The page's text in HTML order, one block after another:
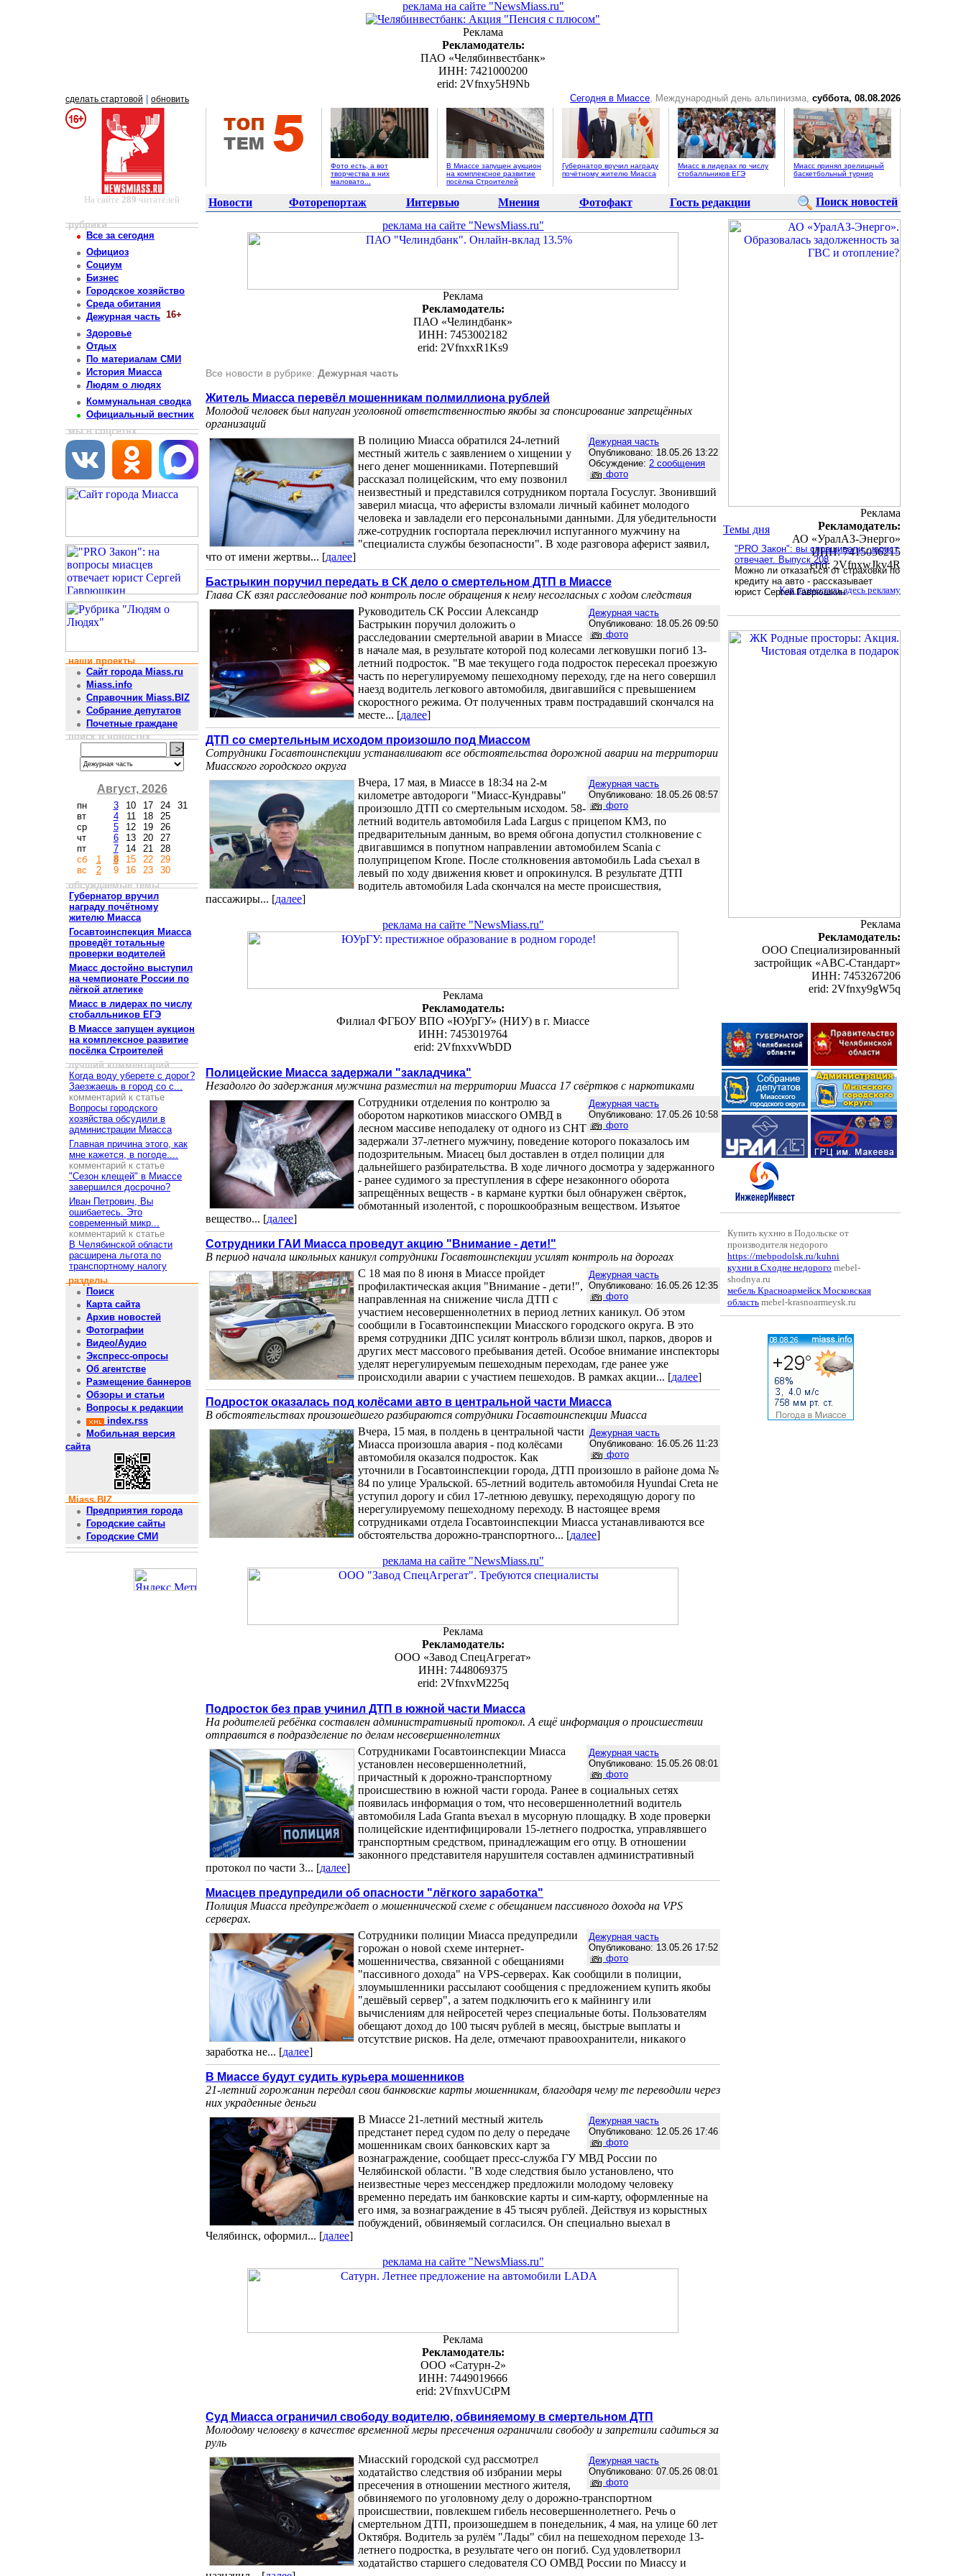
реклама на сайте "NewsMiass.ru"
Реклама
Рекламодатель:
ПАО «Челябинвестбанк»
ИНН: 7421000200
erid: 2Vfnxy5H9Nb
сделать стартовой обновить Сегодня в Миассе, Международный день альпинизма, суббота, 08.08.2026
Фото есть, а вот
творчества в них
маловато...
В Миассе запущен аукцион
на комплексное развитие
посёлка Строителей
Губернатор вручил награду
почётному жителю Миасса
Миасс в лидерах по числу
стобалльников ЕГЭ
Миасс принял зрелищный
баскетбольный турнир
На сайте 289 читателей Новости Фоторепортаж Интервью Мнения Фотофакт Гость редакции Поиск новостей
рубрики
Все за сегодня
Официоз
Социум
Бизнес
Городское хозяйство
Среда обитания
Дежурная часть 16+
Здоровье
Отдых
По материалам СМИ
История Миасса
Людям о людях
Коммунальная сводка
Официальный вестник
мы в соцсетях
наши проекты
Сайт города Miass.ru
Miass.info
Справочник Miass.BIZ
Собрание депутатов
Почетные граждане
поиск в новостях
Август, 2026
пн
вт
ср
чт
пт
сб
вс
1
2
3
4
5
6
7
8
9
10
11
12
13
14
15
16
17
18
19
20
21
22
23
24
25
26
27
28
29
30
31
обсуждаемые темы
Губернатор вручил
награду почётному
жителю Миасса
Госавтоинспекция Миасса
проведёт тотальные
проверки водителей
Миасс достойно выступил
на чемпионате России по
лёгкой атлетике
Миасс в лидерах по числу
стобалльников ЕГЭ
В Миассе запущен аукцион
на комплексное развитие
посёлка Строителей
лучший комментарий
Когда воду уберете с дорог?
Заезжаешь в город со с...
комментарий к статье
Вопросы городского
хозяйства обсудили в
администрации Миасса
Главная причина этого, как
мне кажется, в погоде....
комментарий к статье
"Сезон клещей" в Миассе
завершился досрочно?
Иван Петрович, Вы
ошибаетесь. Это
современный микр...
комментарий к статье
В Челябинской области
расширена льгота по
транспортному налогу
разделы
Поиск
Карта сайта
Архив новостей
Фотографии
Видео/Аудио
Экспресс-опросы
Об агентстве
Размещение баннеров
Обзоры и статьи
Вопросы к редакции
index.rss
Мобильная версия
сайта
Miass.BIZ
Предприятия города
Городские сайты
Городские СМИ
реклама на сайте "NewsMiass.ru"
Реклама
Рекламодатель:
ПАО «Челиндбанк»
ИНН: 7453002182
erid: 2VfnxxR1Ks9
Все новости в рубрике: Дежурная часть
Житель Миасса перевёл мошенникам полмиллиона рублей
Молодой человек был напуган уголовной ответственностью якобы за спонсирование запрещённых
организаций
Дежурная часть
Опубликовано: 18.05.26 13:22
Обсуждение: 2 сообщения
фото
В полицию Миасса обратился 24-летний
местный житель с заявлением о хищении у
него денег мошенниками. Потерпевший
рассказал полицейским, что ему позвонил
неизвестный и представился сотрудником портала Госуслуг. Звонивший
заверил миасца, что аферисты взломали личный кабинет молодого
человека и завладели его персональными данными. Для убедительности
лже-сотрудник госпортала переключил испуганного мужчину на
"специалиста службы безопасности". В ходе разговора аферист заявил,
что от имени жертвы... [далее]
Бастрыкин поручил передать в СК дело о смертельном ДТП в Миассе
Глава СК взял расследование под контроль после обращения к нему несогласных с ходом следствия
Дежурная часть
Опубликовано: 18.05.26 09:50
фото
Руководитель СК России Александр
Бастрыкин поручил доложить о
расследовании смертельной аварии в Миассе
в начале мая, в результате которой под колесами легковушки погиб 13-
летний подросток. "В мае текущего года подросток пересекал проезжую
часть по нерегулируемому пешеходному переходу, где на него совершил
наезд водитель легкового автомобиля, двигавшийся с превышением
скоростного режима. От полученных травм пострадавший скончался на
месте... [далее]
ДТП со смертельным исходом произошло под Миассом
Сотрудники Госавтоинспекции устанавливают все обстоятельства дорожной аварии на территории
Миасского городского округа
Дежурная часть
Опубликовано: 18.05.26 08:57
фото
Вчера, 17 мая, в Миассе в 18:34 на 2-м
километре автодороги "Миасс-Кундравы"
произошло ДТП со смертельным исходом. 58-
летний водитель автомобиля Lada Largus с прицепом КМЗ, по
предварительным данным, во время обгона допустил столкновение с
двигавшимся в попутном направлении автомобилем Scania с
полуприцепом Krone. После столкновения автомобиль Lada съехал в
левый по ходу движения кювет и опрокинулся. В результате ДТП
водитель автомобиля Lada скончался на месте происшествия,
пассажиры... [далее]
реклама на сайте "NewsMiass.ru"
Реклама
Рекламодатель:
Филиал ФГБОУ ВПО «ЮУрГУ» (НИУ) в г. Миассе
ИНН: 7453019764
erid: 2VfnxxvWbDD
Полицейские Миасса задержали "закладчика"
Незадолго до задержания мужчина разместил на территории Миасса 17 свёртков с наркотиками
Дежурная часть
Опубликовано: 17.05.26 10:58
фото
Сотрудники отделения по контролю за
оборотом наркотиков миасского ОМВД в
лесном массиве неподалеку от одного из СНТ
задержали 37-летнего мужчину, поведение которого показалось им
подозрительным. Миасец был доставлен в отдел полиции для
дальнейшего разбирательства. В ходе личного досмотра у задержанного
- ранее судимого за преступления в сфере незаконного оборота
запрещённых веществ - в кармане куртки был обнаружен свёрток,
обмотанный изолентой, с порошкообразным веществом. Изъятое
вещество... [далее]
Сотрудники ГАИ Миасса проведут акцию "Внимание - дети!"
В период начала школьных каникул сотрудники Госавтоинспекции усилят контроль на дорогах
Дежурная часть
Опубликовано: 16.05.26 12:35
фото
С 18 мая по 8 июня в Миассе пройдет
профилактическая акция "Внимание - дети!",
направленная на снижение числа ДТП с
участием несовершеннолетних в период летних каникул. Об этом
сообщили в Госавтоинспекции Миасского городского округа. В это
время сотрудники ДПС усилят контроль вблизи школ, парков, дворов и
других мест массового пребывания детей. Особое внимание инспекторы
уделят нерегулируемым пешеходным переходам, где ранее уже
происходили аварии с участием пешеходов. В рамках акции... [далее]
Подросток оказалась под колёсами авто в центральной части Миасса
В обстоятельствах произошедшего разбираются сотрудники Госавтоинспекции Миасса
Дежурная часть
Опубликовано: 16.05.26 11:23
фото
Вчера, 15 мая, в полдень в центральной части
Миасса произошла авария - под колёсами
автомобиля оказался подросток. Как
уточнили в Госавтоинспекции города, ДТП произошло в районе дома №
84 по улице Уральской. 65-летний водитель автомобиля Hyundai Creta не
уступил дорогу и сбил 17-летнюю девушку, переходящую дорогу по
нерегулируемому пешеходному переходу. В настоящее время
сотрудниками отдела Госавтоинспекции Миасса устанавливаются все
обстоятельства дорожно-транспортного... [далее]
реклама на сайте "NewsMiass.ru"
Реклама
Рекламодатель:
ООО «Завод СпецАгрегат»
ИНН: 7448069375
erid: 2VfnxvM225q
Подросток без прав учинил ДТП в южной части Миасса
На родителей ребёнка составлен административный протокол. А ещё информация о происшествии
отправится в подразделение по делам несовершеннолетних
Дежурная часть
Опубликовано: 15.05.26 08:01
фото
Сотрудниками Госавтоинспекции Миасса
установлен несовершеннолетний,
причастный к дорожно-транспортному
происшествию в южной части города. Ранее в социальных сетях
появилась информация о том, что несовершеннолетний водитель
автомобиля Lada Granta въехал в мусорную площадку. В ходе проверки
полицейские идентифицировали 15-летнего подростка, управлявшего
транспортным средством, принадлежащим его отцу. В отношении
законного представителя нарушителя составлен административный
протокол по части 3... [далее]
Миасцев предупредили об опасности "лёгкого заработка"
Полиция Миасса предупреждает о мошеннической схеме с обещанием пассивного дохода на VPS
серверах.
Дежурная часть
Опубликовано: 13.05.26 17:52
фото
Сотрудники полиции Миасса предупредили
горожан о новой схеме интернет-
мошенничества, связанной с обещаниями
"пассивного дохода" на VPS-серверах. Как сообщили в полиции,
злоумышленники рассылают сообщения с предложением купить якобы
"дешёвый сервер", а затем подключить его к майнингу или
вычислениям для нейросетей через специальные боты. Пользователям
обещают доход до 100 тысяч рублей в месяц, быстрые выплаты и
отсутствие рисков. На деле, отмечают правоохранители, никакого
заработка не... [далее]
В Миассе будут судить курьера мошенников
21-летний горожанин передал свои банковские карты мошенникам, благодаря чему те переводили через
них украденные деньги
Дежурная часть
Опубликовано: 12.05.26 17:46
фото
В Миассе 21-летний местный житель
предстанет перед судом по делу о передаче
мошенникам своих банковских карт за
вознаграждение, сообщает пресс-служба ГУ МВД России по
Челябинской области. "В ходе следствия было установлено, что
неизвестные через мессенджер предложили молодому человеку
временно передать им банковские карты и сим-карту, оформленные на
его имя, за вознаграждение в 45 тысяч рублей. Действуя из корыстных
побуждений, обвиняемый согласился. Он специально выехал в
Челябинск, оформил... [далее]
реклама на сайте "NewsMiass.ru"
Реклама
Рекламодатель:
ООО «Сатурн-2»
ИНН: 7449019666
erid: 2VfnxvUCtPM
Суд Миасса ограничил свободу водителю, обвиняемому в смертельном ДТП
Молодому человеку в качестве временной меры пресечения ограничили свободу и запретили садиться за
руль
Дежурная часть
Опубликовано: 07.05.26 08:01
фото
Миасский городской суд рассмотрел
ходатайство следствия об избрании меры
пресечения в отношении местного жителя,
обвиняемого по уголовному делу о дорожно-транспортном
происшествии, повлекшем гибель несовершеннолетнего. Речь о
смертельном ДТП, произошедшем в понедельник, 4 мая, на улице 60 лет
Октября. Водитель за рулём "Лады" сбил на пешеходном переходе 13-
летнего подростка, в результате чего он погиб. Суд удовлетворил
ходатайство старшего следователя СО ОМВД России по Миассу и
Реклама
Рекламодатель:
АО «УралАЗ-Энерго»
ИНН: 7415036215
erid: 2VfnxwJkv4R
Как разместить здесь рекламу
Темы дня
"PRO Закон": вы спрашивали - юрист
отвечает. Выпуск 208
Можно ли отказаться от страховки по
кредиту на авто - рассказывает
юрист Сергей Гаврюшкин
Реклама
Рекламодатель:
ООО Специализированный
застройщик «АВС-Стандарт»
ИНН: 7453267206
erid: 2Vfnxy9gW5q
Купить кухню в Подольске от
производителя недорого
https://mebpodolsk.ru/kuhni
кухни в Сходне недорого mebel-
shodnya.ru
мебель Красноармейск Московская
область mebel-krasnoarmeysk.ru